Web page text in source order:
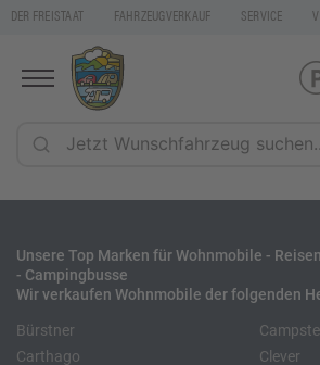
DER FREISTAAT FAHRZEUGVERKAUF SERVICE
Unsere Top Marken für Wohnmobile -
- Campingbusse
Wir verkaufen Wohnmobile der folgenden
Bürstner
Carthago
Clever